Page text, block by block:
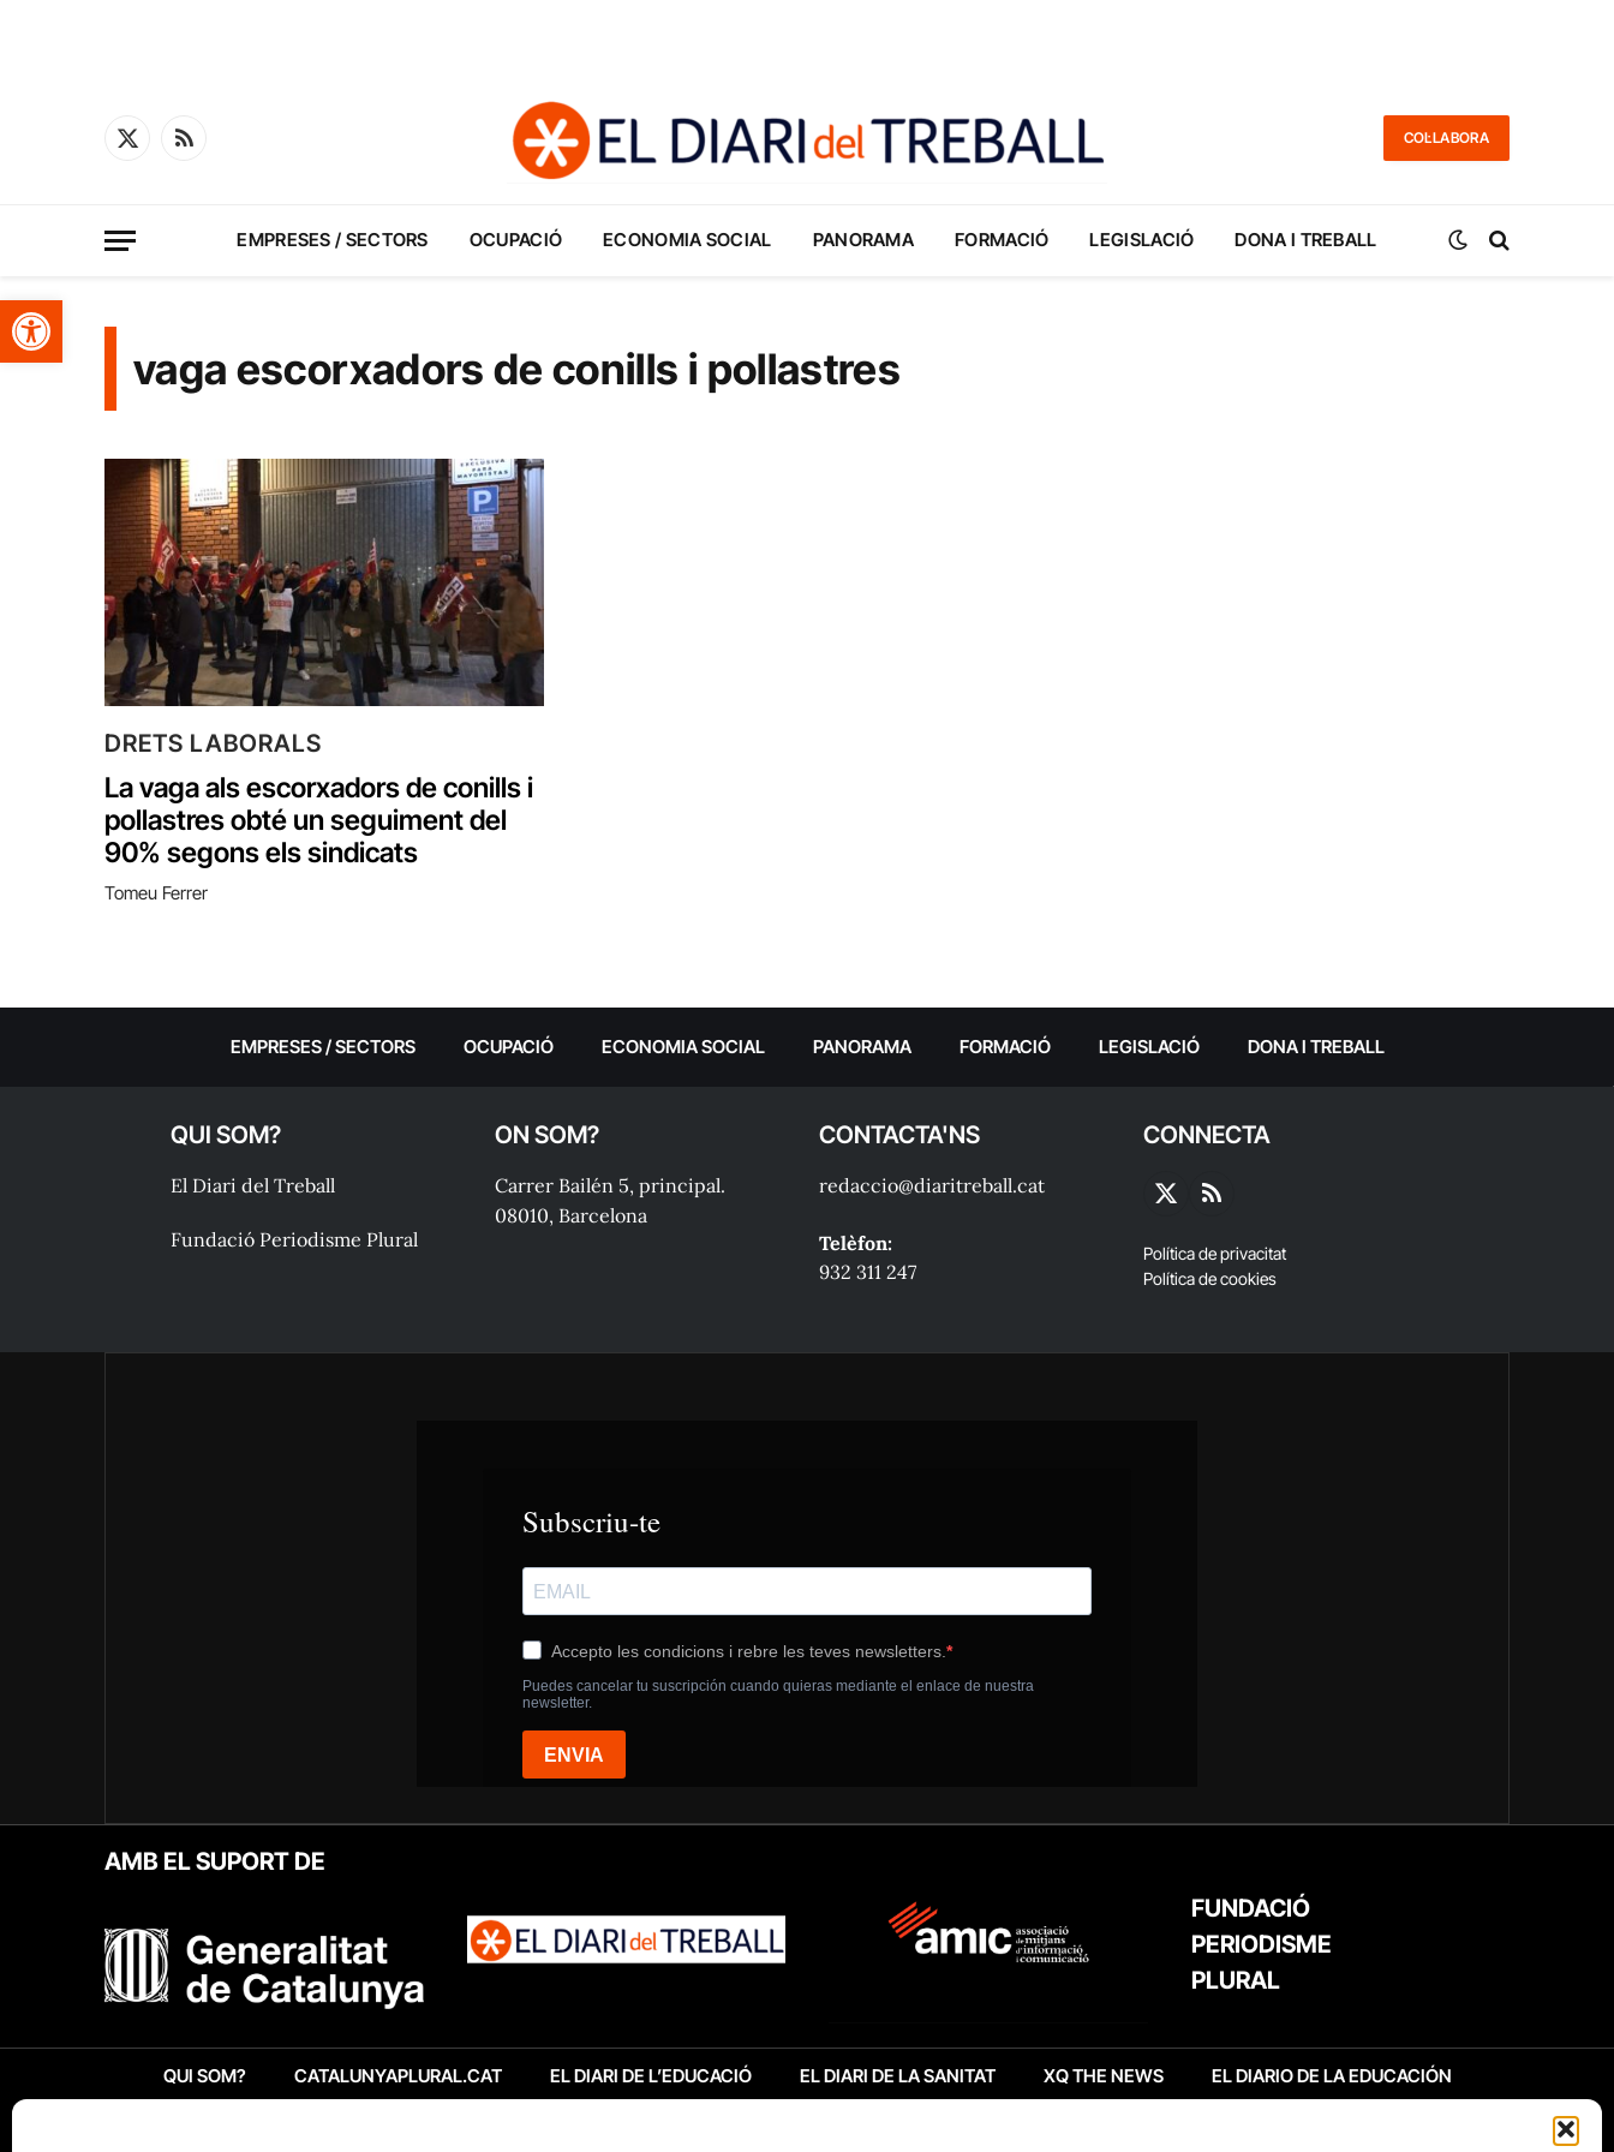
Obre la barra d'eines
X
RSS
COL·LABORA
EMPRESES / SECTORS OCUPACIÓ ECONOMIA SOCIAL PANORAMA FORMACIÓ LEGISLACIÓ DONA I TREBALL
vaga escorxadors de conills i pollastres
DRETS LABORALS
La vaga als escorxadors de conills i
pollastres obté un seguiment del
90% segons els sindicats
Tomeu Ferrer
EMPRESES / SECTORS OCUPACIÓ ECONOMIA SOCIAL PANORAMA FORMACIÓ LEGISLACIÓ DONA I TREBALL
QUI SOM?
El Diari del Treball
Fundació Periodisme Plural
ON SOM?
Carrer Bailén 5, principal.
08010, Barcelona
CONTACTA'NS
redaccio@diaritreball.cat
Telèfon:
932 311 247
CONNECTA
X
RSS
Política de privacitat
Política de cookies
AMB EL SUPORT DE
FUNDACIÓ
PERIODISME
PLURAL
QUI SOM? CATALUNYAPLURAL.CAT EL DIARI DE L’EDUCACIÓ EL DIARI DE LA SANITAT XQ THE NEWS EL DIARIO DE LA EDUCACIÓN